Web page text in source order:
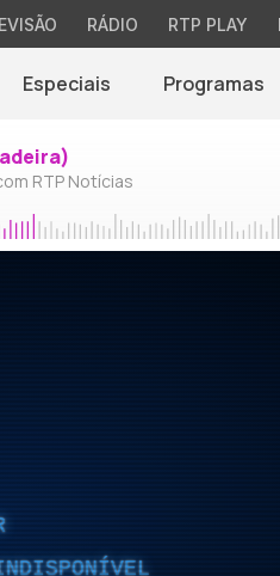
RÁDIO RTP PLAY
Especiais Programas
RTP Notícias